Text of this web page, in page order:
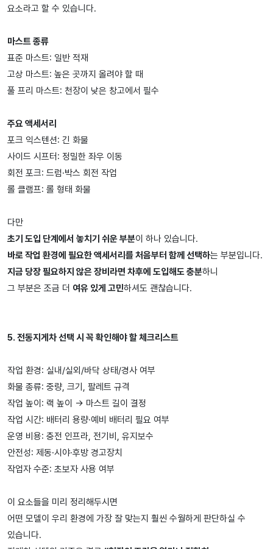
요소라고 할 수 있습니다.
마스트 종류
표준 마스트: 일반 적재
고상 마스트: 높은 곳까지 올려야 할 때
풀 프리 마스트: 천장이 낮은 창고에서 필수
주요 액세서리
포크 익스텐션: 긴 화물
사이드 시프터: 정밀한 좌우 이동
회전 포크: 드럼·박스 회전 작업
롤 클램프: 롤 형태 화물
다만
초기 도입 단계에서 놓치기 쉬운 부분이 하나 있습니다.
바로 작업 환경에 필요한 액세서리를 처음부터 함께 선택하는 부분입니다.
지금 당장 필요하지 않은 장비라면 차후에 도입해도 충분하니
그 부분은 조금 더 여유 있게 고민하셔도 괜찮습니다.
5. 전동지게차 선택 시 꼭 확인해야 할 체크리스트
작업 환경: 실내/실외/바닥 상태/경사 여부
화물 종류: 중량, 크기, 팔레트 규격
작업 높이: 랙 높이 → 마스트 길이 결정
작업 시간: 배터리 용량·예비 배터리 필요 여부
운영 비용: 충전 인프라, 전기비, 유지보수
안전성: 제동·시야·후방 경고장치
작업자 수준: 초보자 사용 여부
이 요소들을 미리 정리해두시면
어떤 모델이 우리 환경에 가장 잘 맞는지 훨씬 수월하게 판단하실 수
있습니다.